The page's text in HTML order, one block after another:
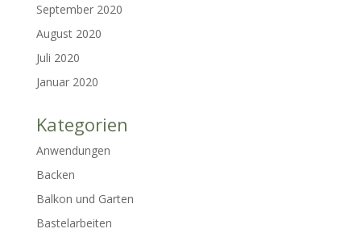
September 2020
August 2020
Juli 2020
Januar 2020
Kategorien
Anwendungen
Backen
Balkon und Garten
Bastelarbeiten